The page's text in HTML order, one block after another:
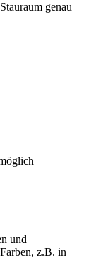
genau
und
z.B. in